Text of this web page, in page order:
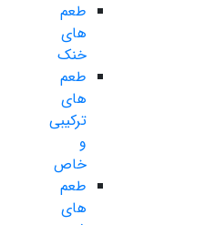
طعم
های
خنک
طعم
های
ترکیبی
و
خاص
طعم
های